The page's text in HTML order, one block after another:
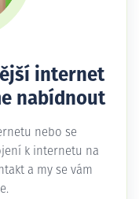
internet
nabídnout
nebo se
k internetu na
a my se vám